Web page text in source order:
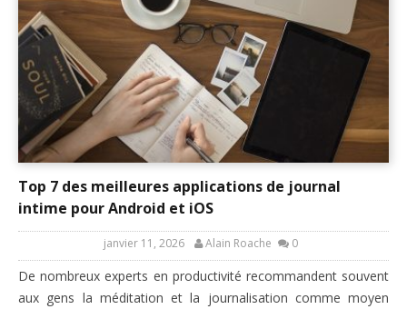
Top 7 des meilleures applications de journal
intime pour Android et iOS
janvier 11, 2026 Alain Roache 0
De nombreux experts en productivité recommandent souvent
aux gens la méditation et la journalisation comme moyen